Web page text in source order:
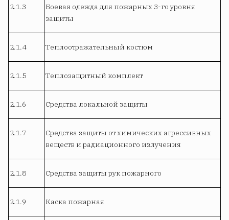
2.1.3
Боевая одежда для пожарных 3-го уровня
защиты
2.1.4 Теплоотражательный костюм
2.1.5 Теплозащитный комплект
2.1.6 Средства локальной защиты
2.1.7
Средства защиты от химических агрессивных
веществ и радиационного излучения
2.1.8 Средства защиты рук пожарного
2.1.9 Каска пожарная